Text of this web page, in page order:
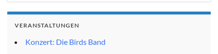
VERANSTALTUNGEN
Konzert: Die Birds Band